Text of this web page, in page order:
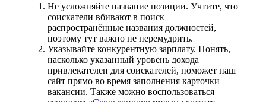
Не усложняйте название позиции. Учтите, что
соискатели вбивают в поиск
распространённые названия должностей,
поэтому тут важно не перемудрить.
Указывайте конкурентную зарплату. Понять,
насколько указанный уровень дохода
привлекателен для соискателей, поможет наш
сайт прямо во время заполнения карточки
вакансии. Также можно воспользоваться